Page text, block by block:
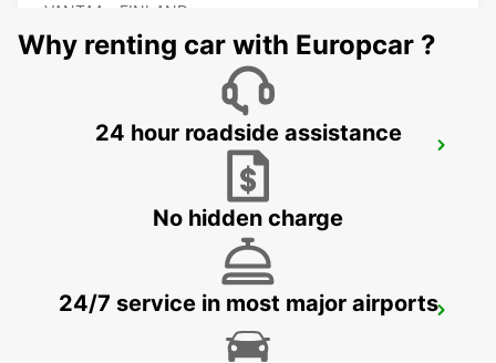
VANTAA - FINLAND
VANTAA VOLKSWAGEN CENTER
HELSINKI INTERNATIONAL AIRPORT
Why renting car with Europcar ?
24 hour roadside assistance
No hidden charge
24/7 service in most major airports